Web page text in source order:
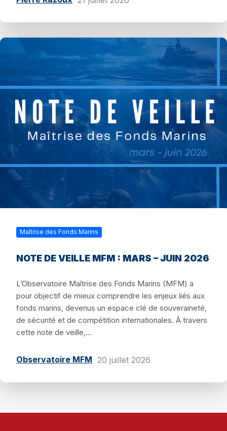
Maîtrise des Fonds Marins
NOTE DE VEILLE MFM : MARS – JUIN 2026
L’Observatoire Maîtrise des Fonds Marins (MFM) a
pour objectif de mieux comprendre les enjeux liés aux
fonds marins, devenus un espace clé de souveraineté,
de sécurité et de compétition internationales. À travers
cette note de veille,...
Observatoire MFM 20 juillet 2026